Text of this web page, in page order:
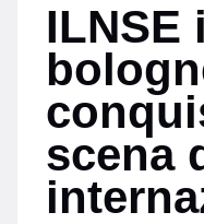
ILNSE
scena